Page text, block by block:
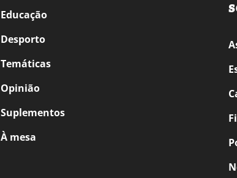
Educação
Desporto
Temáticas
Opinião
Suplementos
À mesa